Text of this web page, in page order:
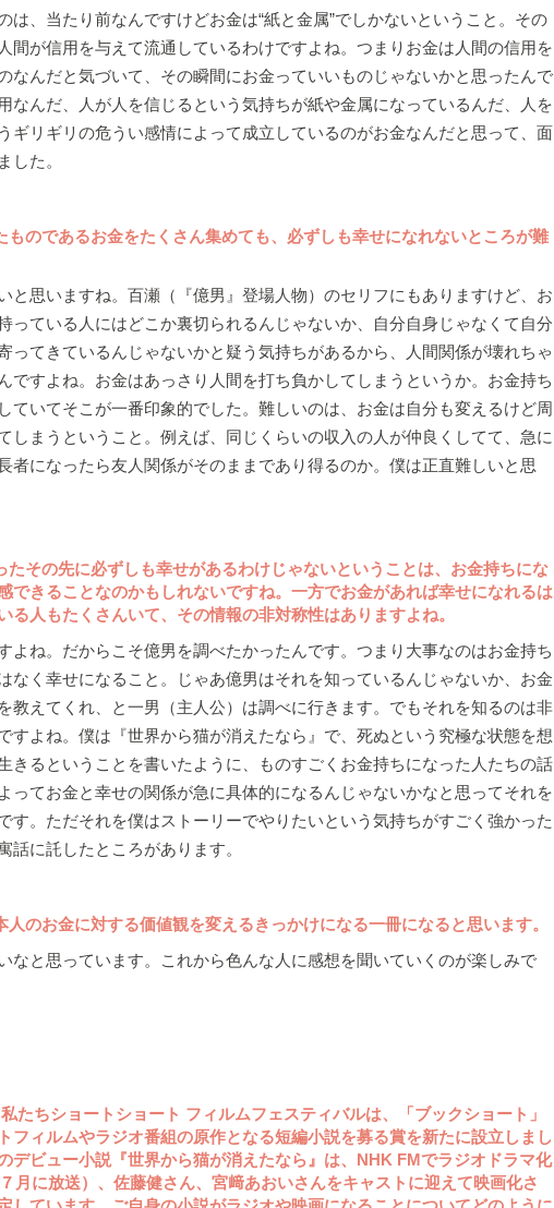
は、当たり前なんですけどお金は“紙と金属”でしかないということ。その
間が信用を与えて流通しているわけですよね。つまりお金は人間の信用を
なんだと気づいて、その瞬間にお金っていいものじゃないかと思ったんで
なんだ、人が人を信じるという気持ちが紙や金属になっているんだ、人を
ギリギリの危うい感情によって成立しているのがお金なんだと思って、面
した。
ものであるお金をたくさん集めても、必ずしも幸せになれないところが難
と思いますね。百瀬（『億男』登場人物）のセリフにもありますけど、お
っている人にはどこか裏切られるんじゃないか、自分自身じゃなくて自分
ってきているんじゃないかと疑う気持ちがあるから、人間関係が壊れちゃ
ですよね。お金はあっさり人間を打ち負かしてしまうというか。お金持ち
ていてそこが一番印象的でした。難しいのは、お金は自分も変えるけど周
しまうということ。例えば、同じくらいの収入の人が仲良くしてて、急に
者になったら友人関係がそのままであり得るのか。僕は正直難しいと思
たその先に必ずしも幸せがあるわけじゃないということは、お金持ちにな
できることなのかもしれないですね。一方でお金があれば幸せになれるは
る人もたくさんいて、その情報の非対称性はありますよね。
よね。だからこそ億男を調べたかったんです。つまり大事なのはお金持ち
なく幸せになること。じゃあ億男はそれを知っているんじゃないか、お金
教えてくれ、と一男（主人公）は調べに行きます。でもそれを知るのは非
すよね。僕は『世界から猫が消えたなら』で、死ぬという究極な状態を想
きるということを書いたように、ものすごくお金持ちになった人たちの話
ってお金と幸せの関係が急に具体的になるんじゃないかなと思ってそれを
す。ただそれを僕はストーリーでやりたいという気持ちがすごく強かった
話に託したところがあります。
のお金に対する価値観を変えるきっかけになる一冊になると思います。
なと思っています。これから色んな人に感想を聞いていくのが楽しみで
たちショートショート フィルムフェスティバルは、「ブックショート」
フィルムやラジオ番組の原作となる短編小説を募る賞を新たに設立しまし
デビュー小説『世界から猫が消えたなら』は、NHK FMでラジオドラマ化
月に放送）、佐藤健さん、宮﨑あおいさんをキャストに迎えて映画化さ